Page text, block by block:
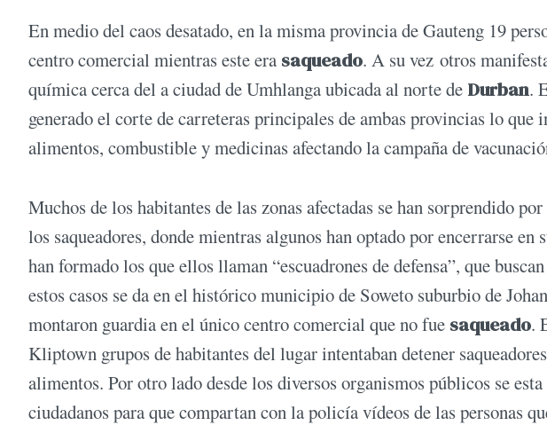
En medio del caos desatado, en la misma provincia de Gauteng 19
centro comercial mientras este era saqueado. A su vez otros
química cerca del a ciudad de Umhlanga ubicada al norte de Durban.
generado el corte de carreteras principales de ambas provincias lo
alimentos, combustible y medicinas afectando la campaña de
Muchos de los habitantes de las zonas afectadas se han sorprendido
los saqueadores, donde mientras algunos han optado por encerrarse en
han formado los que ellos llaman “escuadrones de defensa”, que
estos casos se da en el histórico municipio de Soweto suburbio de
montaron guardia en el único centro comercial que no fue saqueado.
Kliptown grupos de habitantes del lugar intentaban detener
alimentos. Por otro lado desde los diversos organismos públicos se
ciudadanos para que compartan con la policía vídeos de las personas